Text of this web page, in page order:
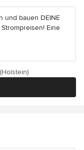
und bauen DEINE
Eine